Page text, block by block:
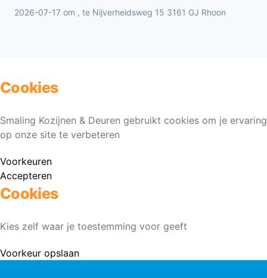
2026-07-17 om , te Nijverheidsweg 15 3161 GJ Rhoon
Cookies
Smaling Kozijnen & Deuren gebruikt cookies om je ervaring
op onze site te verbeteren
Voorkeuren
Accepteren
Cookies
Kies zelf waar je toestemming voor geeft
Voorkeur opslaan